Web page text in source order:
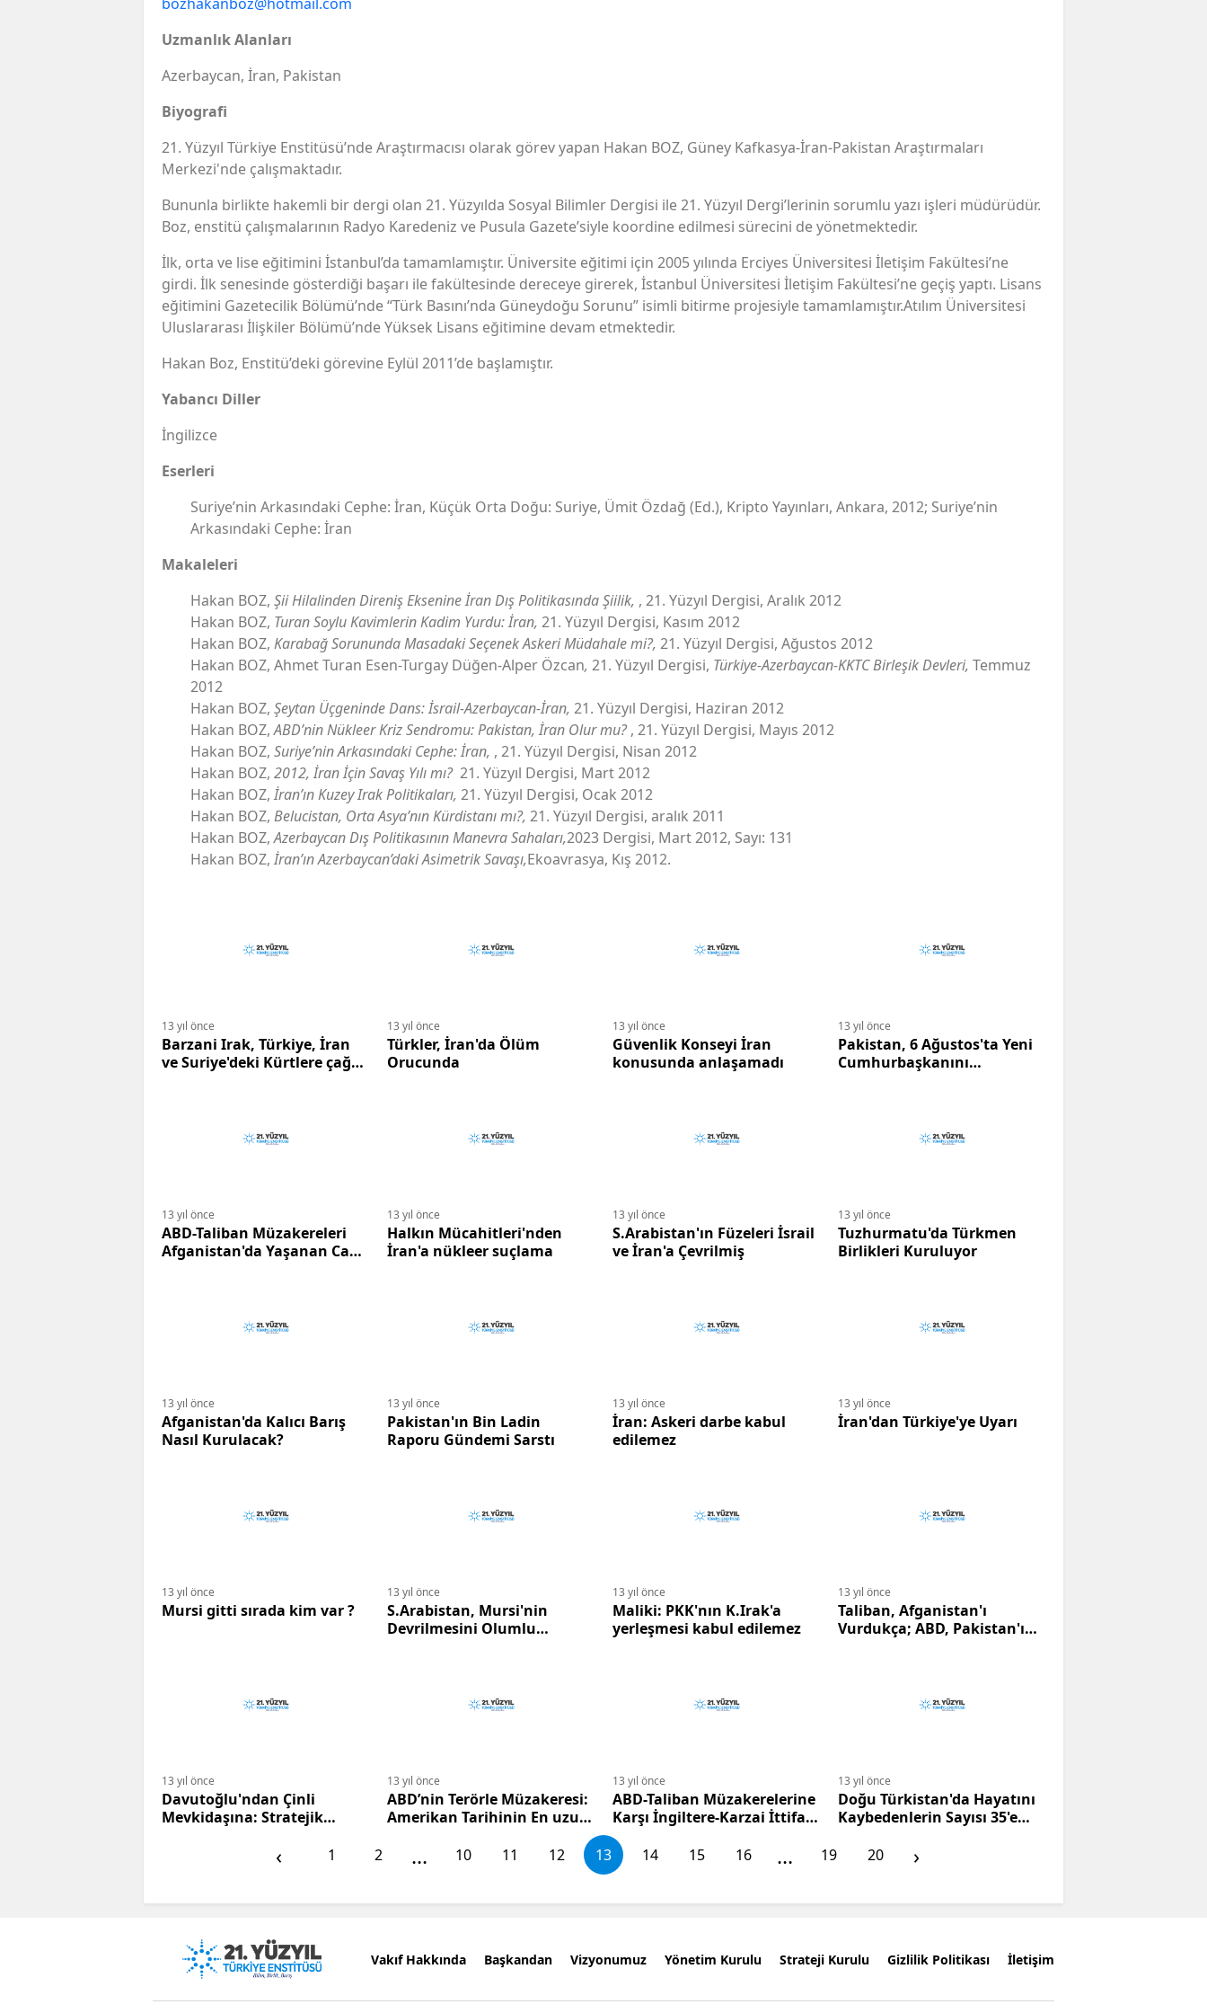
Uzmanlık Alanları
Azerbaycan, İran, Pakistan
Biyografi
21. Yüzyıl Türkiye Enstitüsü’nde Araştırmacısı olarak görev yapan Hakan BOZ, Güney Kafkasya-İran-Pakistan Araştırmaları
Merkezi'nde çalışmaktadır.
Bununla birlikte hakemli bir dergi olan 21. Yüzyılda Sosyal Bilimler Dergisi ile 21. Yüzyıl Dergi’lerinin sorumlu yazı işleri müdürüdür.
Boz, enstitü çalışmalarının Radyo Karedeniz ve Pusula Gazete’siyle koordine edilmesi sürecini de yönetmektedir.
İlk, orta ve lise eğitimini İstanbul’da tamamlamıştır. Üniversite eğitimi için 2005 yılında Erciyes Üniversitesi İletişim Fakültesi’ne
girdi. İlk senesinde gösterdiği başarı ile fakültesinde dereceye girerek, İstanbul Üniversitesi İletişim Fakültesi’ne geçiş yaptı. Lisans
eğitimini Gazetecilik Bölümü’nde “Türk Basını’nda Güneydoğu Sorunu” isimli bitirme projesiyle tamamlamıştır.Atılım Üniversitesi
Uluslararası İlişkiler Bölümü’nde Yüksek Lisans eğitimine devam etmektedir.
Hakan Boz, Enstitü’deki görevine Eylül 2011’de başlamıştır.
Yabancı Diller
İngilizce
Eserleri
Suriye’nin Arkasındaki Cephe: İran, Küçük Orta Doğu: Suriye, Ümit Özdağ (Ed.), Kripto Yayınları, Ankara, 2012; Suriye’nin
Arkasındaki Cephe: İran
Makaleleri
Hakan BOZ, Şii Hilalinden Direniş Eksenine İran Dış Politikasında Şiilik, , 21. Yüzyıl Dergisi, Aralık 2012
Hakan BOZ, Turan Soylu Kavimlerin Kadim Yurdu: İran, 21. Yüzyıl Dergisi, Kasım 2012
Hakan BOZ, Karabağ Sorununda Masadaki Seçenek Askeri Müdahale mi?, 21. Yüzyıl Dergisi, Ağustos 2012
Hakan BOZ, Ahmet Turan Esen-Turgay Düğen-Alper Özcan, 21. Yüzyıl Dergisi, Türkiye-Azerbaycan-KKTC Birleşik Devleri, Temmuz
2012
Hakan BOZ, Şeytan Üçgeninde Dans: İsrail-Azerbaycan-İran, 21. Yüzyıl Dergisi, Haziran 2012
Hakan BOZ,ABD’nin Nükleer Kriz Sendromu: Pakistan, İran Olur mu?, 21. Yüzyıl Dergisi, Mayıs 2012
Hakan BOZ, Suriye’nin Arkasındaki Cephe: İran, , 21. Yüzyıl Dergisi, Nisan 2012
Hakan BOZ, 2012, İran İçin Savaş Yılı mı?21. Yüzyıl Dergisi, Mart 2012
Hakan BOZ,İran’ın Kuzey Irak Politikaları, 21. Yüzyıl Dergisi, Ocak 2012
Hakan BOZ, Belucistan, Orta Asya’nın Kürdistanı mı?, 21. Yüzyıl Dergisi, aralık 2011
Hakan BOZ,Azerbaycan Dış Politikasının Manevra Sahaları,2023 Dergisi, Mart 2012, Sayı: 131
Hakan BOZ,İran’ın Azerbaycan’daki Asimetrik Savaşı,Ekoavrasya, Kış 2012.
13 yıl önce
Barzani Irak, Türkiye, İran
ve Suriye'deki Kürtlere çağrı
13 yıl önce
Türkler, İran'da Ölüm
Orucunda
13 yıl önce
Güvenlik Konseyi İran
konusunda anlaşamadı
13 yıl önce
Pakistan, 6 Ağustos'ta Yeni
Cumhurbaşkanını
13 yıl önce
ABD-Taliban Müzakereleri
Afganistan'da Yaşanan Can
13 yıl önce
Halkın Mücahitleri'nden
İran'a nükleer suçlama
13 yıl önce
S.Arabistan'ın Füzeleri İsrail
ve İran'a Çevrilmiş
13 yıl önce
Tuzhurmatu'da Türkmen
Birlikleri Kuruluyor
13 yıl önce
Afganistan'da Kalıcı Barış
Nasıl Kurulacak?
13 yıl önce
Pakistan'ın Bin Ladin
Raporu Gündemi Sarstı
13 yıl önce
İran: Askeri darbe kabul
edilemez
13 yıl önce
İran'dan Türkiye'ye Uyarı
13 yıl önce
Mursi gitti sırada kim var ?
13 yıl önce
S.Arabistan, Mursi'nin
Devrilmesini Olumlu
13 yıl önce
Maliki: PKK'nın K.Irak'a
yerleşmesi kabul edilemez
13 yıl önce
Taliban, Afganistan'ı
Vurdukça; ABD, Pakistan'ı
13 yıl önce
Davutoğlu'ndan Çinli
Mevkidaşına: Stratejik
13 yıl önce
ABD’nin Terörle Müzakeresi:
Amerikan Tarihinin En uzun
Savaşına Dönüşen Taliban’la
Görüşmeler
13 yıl önce
ABD-Taliban Müzakerelerine
Karşı İngiltere-Karzai İttifakı
mı Oluşuyor?
13 yıl önce
Doğu Türkistan'da Hayatını
Kaybedenlerin Sayısı 35'e
‹ 1 2 ... 10 11 12 13 14 15 16 ... 19 20 ›
Vakıf Hakkında Başkandan Vizyonumuz Yönetim Kurulu Strateji Kurulu Gizlilik Politikası İletişim